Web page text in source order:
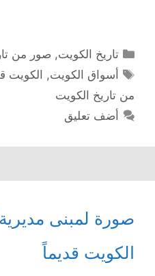
التصنيفات
تاريخ الكويت, صور من
الوسوم
أسواق الكويت, الكويت
من تاريخ الكويت
أضف تعليق
صورة لمبنى
الكويت قديماً